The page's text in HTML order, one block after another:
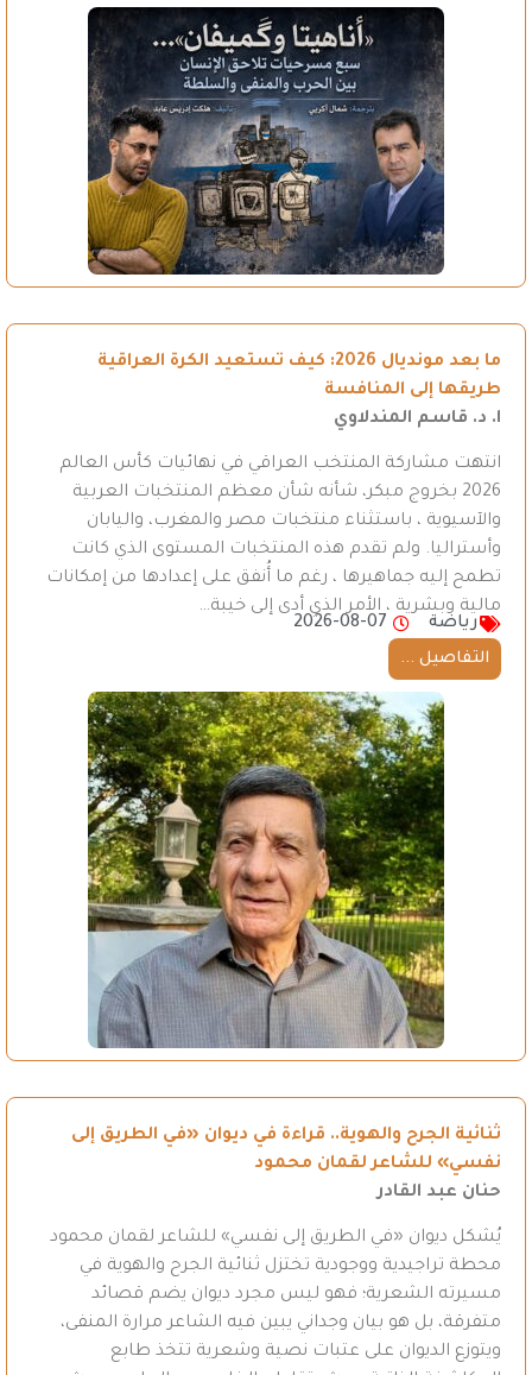
ما بعد مونديال 2026: كيف تستعيد الكرة العراقية
طريقها إلى المنافسة
ا. د. قاسم المندلاوي
انتهت مشاركة المنتخب العراقي في نهائيات كأس العالم
2026 بخروج مبكر، شأنه شأن معظم المنتخبات العربية
والآسيوية ، باستثناء منتخبات مصر والمغرب، واليابان
وأستراليا. ولم تقدم هذه المنتخبات المستوى الذي كانت
تطمح إليه جماهيرها ، رغم ما أُنفق على إعدادها من إمكانات
مالية وبشرية ، الأمر الذي أدى إلى خيبة…
رياضة
2026-08-07
التفاصيل ...
ثنائية الجرح والهوية.. قراءة في ديوان «في الطريق إلى
نفسي» للشاعر لقمان محمود
حنان عبد القادر
يُشكل ديوان «في الطريق إلى نفسي» للشاعر لقمان محمود
محطة تراجيدية ووجودية تختزل ثنائية الجرح والهوية في
مسيرته الشعرية؛ فهو ليس مجرد ديوان يضم قصائد
متفرقة، بل هو بيان وجداني يبين فيه الشاعر مرارة المنفى،
ويتوزع الديوان على عتبات نصية وشعرية تتخذ طابع